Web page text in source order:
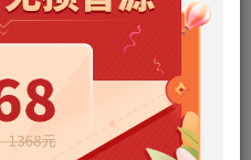
买
议登陆后购买，可保存购买订单